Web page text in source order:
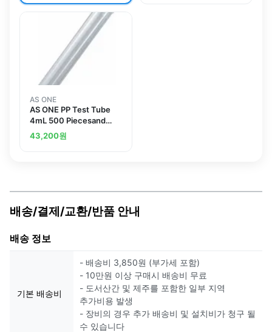
AS ONE
AS ONE PP Test Tube
4mL 500 Piecesand
others
43,200원
배송/결제/교환/반품 안내
배송 정보
기본 배송비
- 배송비 3,850원 (부가세 포함)
- 10만원 이상 구매시 배송비 무료
- 도서산간 및 제주를 포함한 일부 지역
추가비용 발생
- 장비의 경우 추가 배송비 및 설치비가 청구 될
수 있습니다